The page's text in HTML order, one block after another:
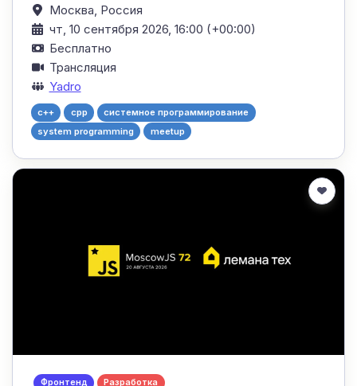
Москва, Россия
чт, 10 сентября 2026, 16:00 (+00:00)
Бесплатно
Трансляция
Yadro
c++ cpp
системное программирование
system programming
meetup
Фронтенд Разработка